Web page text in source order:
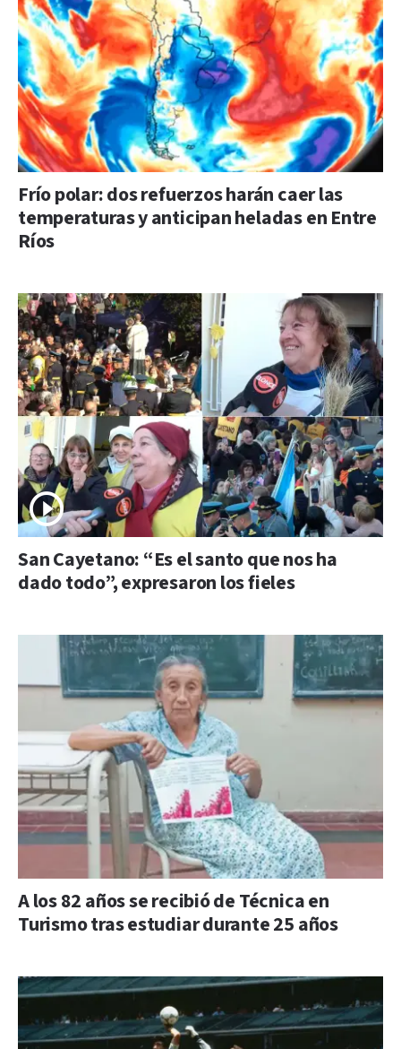
Frío polar: dos refuerzos harán caer las
temperaturas y anticipan heladas en Entre
Ríos
San Cayetano: “Es el santo que nos ha
dado todo”, expresaron los fieles
A los 82 años se recibió de Técnica en
Turismo tras estudiar durante 25 años